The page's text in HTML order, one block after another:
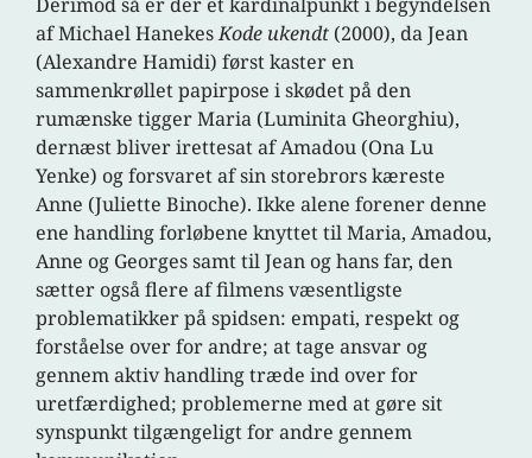
af Michael HanekesKode ukendt (2000), da Jean
(Alexandre Hamidi) først kaster en
sammenkrøllet papirpose i skødet på den
rumænske tigger Maria (Luminita Gheorghiu),
dernæst bliver irettesat af Amadou (Ona Lu
Yenke) og forsvaret af sin storebrors kæreste
Anne (Juliette Binoche). Ikke alene forener denne
ene handling forløbene knyttet til Maria, Amadou,
Anne og Georges samt til Jean og hans far, den
sætter også flere af filmens væsentligste
problematikker på spidsen: empati, respekt og
forståelse over for andre; at tage ansvar og
gennem aktiv handling træde ind over for
uretfærdighed; problemerne med at gøre sit
synspunkt tilgængeligt for andre gennem